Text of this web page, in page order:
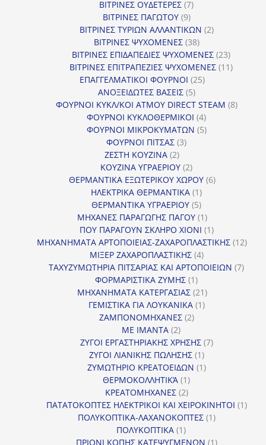
προϊόντα
ΒΙΤΡΙΝΕΣ ΟΥΔΕΤΕΡΕΣ 77
ΒΙΤΡΙΝΕΣ ΠΑΓΩΤΟΥ 99
προϊόντα
ΒΙΤΡΙΝΕΣ ΤΥΡΙΩΝ ΑΛΛΑΝΤΙΚΩΝ 22
ΒΙΤΡΙΝΕΣ ΨΥΧΟΜΕΝΕΣ 3838
προϊόντα
ΒΙΤΡΙΝΕΣ ΕΠΙΔΑΠΕΔΙΕΣ ΨΥΧΟΜΕΝΕΣ 2323
προϊόντα
ΒΙΤΡΙΝΕΣ ΕΠΙΤΡΑΠΕΖΙΕΣ ΨΥΧΟΜΕΝΕΣ 1111
ΕΠΑΓΓΕΛΜΑΤΙΚΟΙ ΦΟΥΡΝΟΙ 2525
ΑΝΟΞΕΙΔΩΤΕΣ ΒΑΣΕΙΣ 55
προϊόντα
ΦΟΥΡΝΟΙ ΚΥΚΛ/ΚΟΙ ΑΤΜΟΥ DIRECT STEAM 88
ΦΟΥΡΝΟΙ ΚΥΚΛΟΘΕΡΜΙΚΟΙ 44
προϊόντα
ΦΟΥΡΝΟΙ ΜΙΚΡΟΚΥΜΑΤΩΝ 55
ΦΟΥΡΝΟΙ ΠΙΤΣΑΣ 33
ΖΕΣΤΗ ΚΟΥΖΙΝΑ 22
προϊόντα
ΚΟΥΖΙΝΑ ΥΓΡΑΕΡΙΟΥ 22
προϊόντα
ΘΕΡΜΑΝΤΙΚΑ ΕΞΩΤΕΡΙΚΟΥ ΧΩΡΟΥ 66
ΗΛΕΚΤΡΙΚΑ ΘΕΡΜΑΝΤΙΚΑ 11
προϊόν
ΘΕΡΜΑΝΤΙΚΑ ΥΓΡΑΕΡΙΟΥ 55
προϊόντα
ΜΗΧΑΝΕΣ ΠΑΡΑΓΩΓΗΣ ΠΑΓΟΥ 11
προϊόν
ΠΟΥ ΠΑΡΑΓΟΥΝ ΣΚΛΗΡΟ ΧΙΟΝΙ 11
προϊόν
ΜΗΧΑΝΗΜΑΤΑ ΑΡΤΟΠΟΙΕΙΑΣ-ΖΑΧΑΡΟΠΛΑΣΤΙΚΗΣ 1212
ΜΙΞΕΡ ΖΑΧΑΡΟΠΛΑΣΤΙΚΗΣ 44
προϊόντα
ΤΑΧΥΖΥΜΩΤΗΡΙΑ ΠΙΤΣΑΡΙΑΣ ΚΑΙ ΑΡΤΟΠΟΙΕΙΩΝ 77
ΦΟΡΜΑΡΙΣΤΙΚΑ ΖΥΜΗΣ 11
προϊόν
ΜΗΧΑΝΗΜΑΤΑ ΚΑΤΕΡΓΑΣΙΑΣ 2121
προϊόντα
ΓΕΜΙΣΤΙΚΑ ΓΙΑ ΛΟΥΚΑΝΙΚΑ 11
ΖΑΜΠΟΝΟΜΗΧΑΝΕΣ 22
ΜΕ ΙΜΑΝΤΑ 22
προϊόντα
ΖΥΓΟΙ ΕΡΓΑΣΤΗΡΙΑΚΗΣ ΧΡΗΣΗΣ 77
ΖΥΓΟΙ ΛΙΑΝΙΚΗΣ ΠΩΛΗΣΗΣ 11
προϊόν
ΖΥΜΩΤΗΡΙΟ ΚΡΕΑΤΟΕΙΔΩΝ 11
ΘΕΡΜΟΚΟΛΛΗΤΙΚΆ 11
προϊόν
ΚΡΕΑΤΟΜΗΧΑΝΕΣ 22
προϊόντα
ΠΑΤΑΤΟΚΟΠΤΕΣ ΗΛΕΚΤΡΙΚΟΙ ΚΑΙ ΧΕΙΡΟΚΙΝΗΤΟΙ 11
ΠΟΛΥΚΟΠΤΙΚΑ-ΛΑΧΑΝΟΚΟΠΤΕΣ 11
ΠΟΛΥΚΟΠΤΙΚΑ 11
προϊόν
ΠΡΙΟΝΙ ΚΟΠΗΣ ΚΑΤΕΨΥΓΜΕΝΩΝ 11